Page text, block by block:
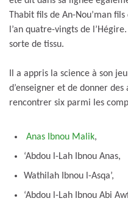
Thabit fils de An-Nou’man
l’an quatre-vingts de
sorte de tissu.
Il a appris la science à son
d’enseigner et de donner
rencontrer six parmi les
Anas Ibnou Malik,
‘Abdou l-Lah Ibnou Anas,
Wathilah Ibnou l-Asqa’,
‘Abdou l-Lah Ibnou Abi